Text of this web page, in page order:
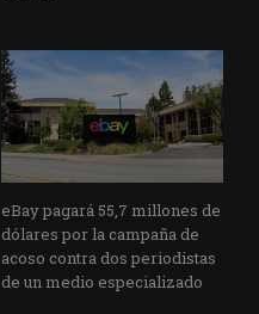
eBay pagará 55,7 millones de
dólares por la campaña de
acoso contra dos periodistas
de un medio especializado